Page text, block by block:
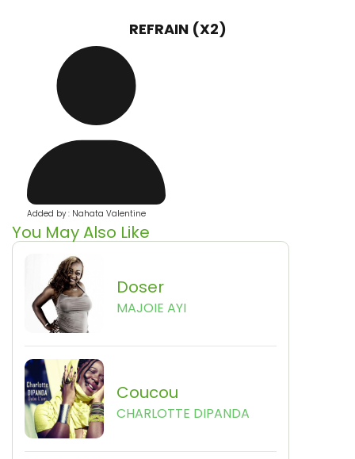
REFRAIN (X2)
Added by : Nahata Valentine
You May Also Like
Doser
MAJOIE AYI
Coucou
CHARLOTTE DIPANDA